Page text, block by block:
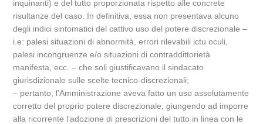
inquinanti) e del tutto proporzionata rispetto alle concrete
risultanze del caso. In definitiva, essa non presentava alcuno
degli indici sintomatici del cattivo uso del potere discrezionale –
i.e: palesi situazioni di abnormità, errori rilevabili ictu oculi,
palesi incongruenze e/o situazioni di contraddittorietà
manifesta, ecc. – che soli giustificavano il sindacato
giurisdizionale sulle scelte tecnico-discrezionali;
– pertanto, l’Amministrazione aveva fatto un uso assolutamente
corretto del proprio potere discrezionale, giungendo ad imporre
alla ricorrente l’adozione di prescrizioni del tutto in linea con le